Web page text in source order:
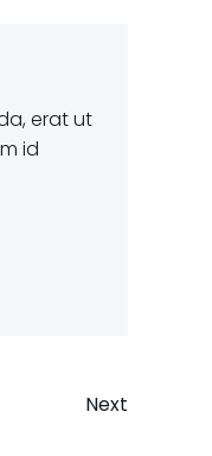
erat ut
id
Next